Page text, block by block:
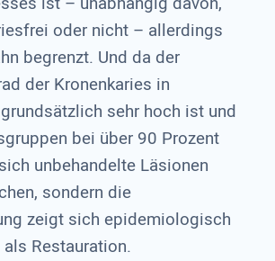
oder nicht – allerdings
begrenzt. Und da der
der Kronenkaries in
sehr hoch ist und
bei über 90 Prozent
unbehandelte Läsionen
sondern die
zeigt sich epidemiologisch
Restauration.